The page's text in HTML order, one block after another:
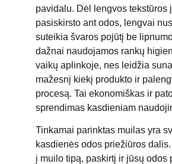
pavidalu. Dėl lengvos tekstūros
pasiskirsto ant odos, lengvai
suteikia švaros pojūtį be
dažnai naudojamos rankų
vaikų aplinkoje, nes leidžia
mažesnį kiekį produkto ir
procesą. Tai ekonomiškas ir
sprendimas kasdieniam
Tinkamai parinktas muilas yra
kasdienės odos priežiūros
į muilo tipą, paskirtį ir jūsų odos